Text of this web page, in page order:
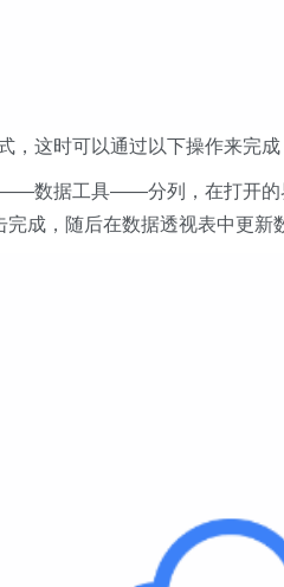
，这时可以通过以下操作来完成
数据工具——分列，在打开的
完成，随后在数据透视表中更新